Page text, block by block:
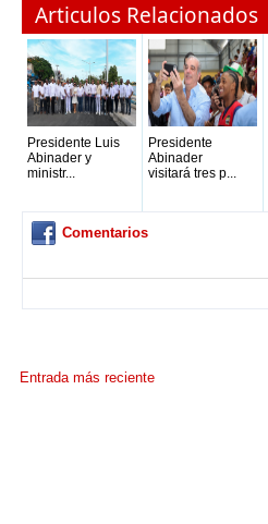
Articulos Relacionados
Presidente Luis
Abinader y
ministr...
Presidente
Abinader
visitará tres p...
Comentarios
Entrada más reciente